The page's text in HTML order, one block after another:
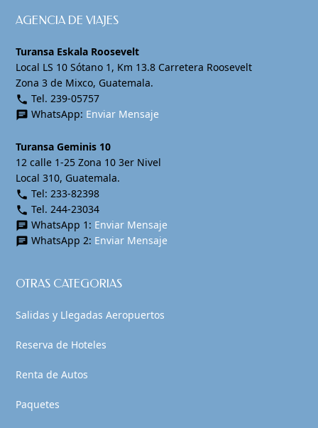
AGENCIA DE VIAJES
Turansa Eskala Roosevelt
Local LS 10 Sótano 1, Km 13.8 Carretera Roosevelt
Zona 3 de Mixco, Guatemala.
phone Tel. 239-05757
chat WhatsApp: Enviar Mensaje
Turansa Geminis 10
12 calle 1-25 Zona 10 3er Nivel
Local 310, Guatemala.
phone Tel: 233-82398
phone Tel. 244-23034
chat WhatsApp 1: Enviar Mensaje
chat WhatsApp 2: Enviar Mensaje
OTRAS CATEGORIAS
Salidas y Llegadas Aeropuertos
Reserva de Hoteles
Renta de Autos
Paquetes